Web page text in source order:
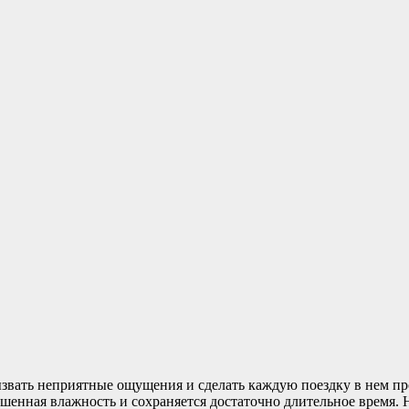
неприятные ощущения и сделать каждую поездку в нем
влажность и сохраняется достаточно длительное